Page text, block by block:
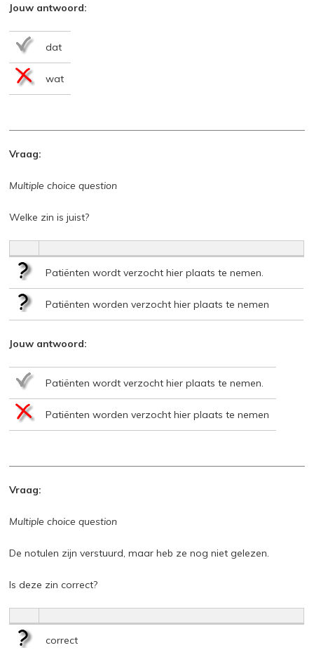
Jouw antwoord:
dat
wat
Vraag:
Multiple choice question
Welke zin is juist?
Patiënten wordt verzocht hier plaats te nemen.
Patiënten worden verzocht hier plaats te nemen
Jouw antwoord:
Patiënten wordt verzocht hier plaats te nemen.
Patiënten worden verzocht hier plaats te nemen
Vraag:
Multiple choice question
De notulen zijn verstuurd, maar heb ze nog niet gelezen.
Is deze zin correct?
correct